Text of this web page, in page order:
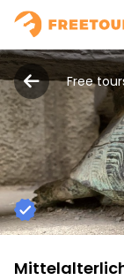
Free